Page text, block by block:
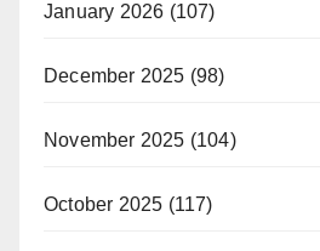
January 2026 (107)
December 2025 (98)
November 2025 (104)
October 2025 (117)